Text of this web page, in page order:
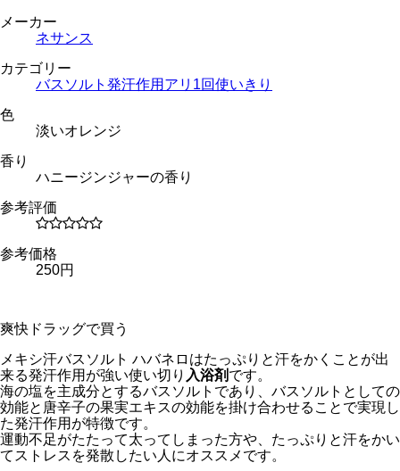
メーカー
ネサンス
カテゴリー
バスソルト 発汗作用アリ 1回使いきり
色
淡いオレンジ
香り
ハニージンジャーの香り
参考評価
参考価格
250円
爽快ドラッグで買う
メキシ汗バスソルト ハバネロはたっぷりと汗をかくことが出
来る発汗作用が強い使い切り 入浴剤 です。
海の塩を主成分とするバスソルトであり、バスソルトとしての
効能と唐辛子の果実エキスの効能を掛け合わせることで実現し
た発汗作用が特徴です。
運動不足がたたって太ってしまった方や、たっぷりと汗をかい
てストレスを発散したい人にオススメです。